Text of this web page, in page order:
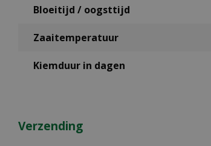
Bloeitijd / oogsttijd
Zaaitemperatuur
Kiemduur in dagen
Verzending